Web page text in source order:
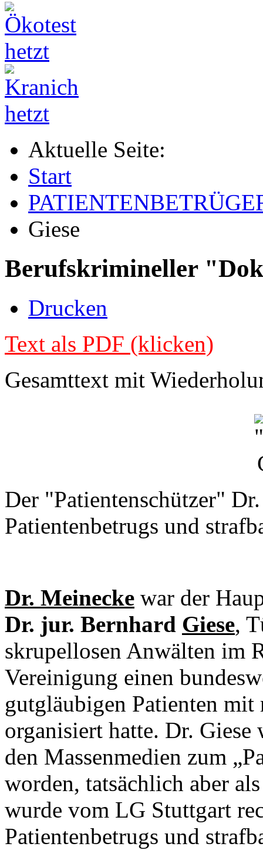
Aktuelle Seite:
Start
Giese
Berufskrimineller
Drucken
Text als PDF (klicken)
Gesamttext mit
Der "Patientenschützer"
Patientenbetrugs und
Dr. Meinecke war der
Dr. jur. Bernhard Giese,
skrupellosen Anwälten im
Vereinigung einen
gutgläubigen Patienten
organisiert hatte. Dr.
den Massenmedien zum
worden, tatsächlich aber
wurde vom LG Stuttgart
Patientenbetrugs und